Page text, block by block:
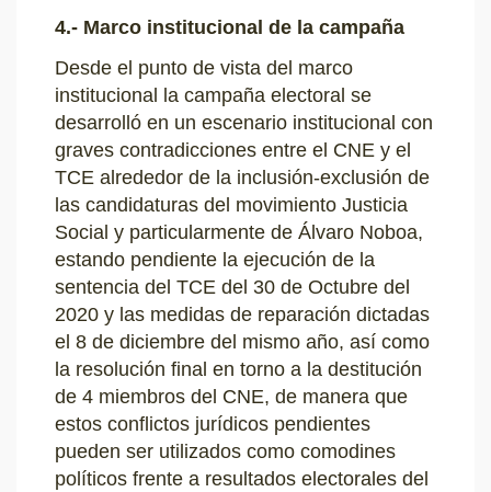
4.- Marco institucional de la campaña
Desde el punto de vista del marco
institucional la campaña electoral se
desarrolló en un escenario institucional con
graves contradicciones entre el CNE y el
TCE alrededor de la inclusión-exclusión de
las candidaturas del movimiento Justicia
Social y particularmente de Álvaro Noboa,
estando pendiente la ejecución de la
sentencia del TCE del 30 de Octubre del
2020 y las medidas de reparación dictadas
el 8 de diciembre del mismo año, así como
la resolución final en torno a la destitución
de 4 miembros del CNE, de manera que
estos conflictos jurídicos pendientes
pueden ser utilizados como comodines
políticos frente a resultados electorales del